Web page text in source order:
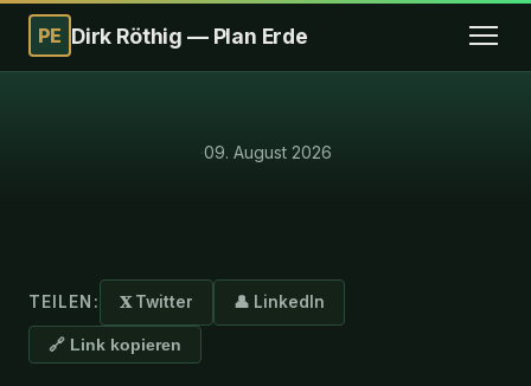
PE Dirk Röthig — Plan Erde
·09. August 2026
TEILEN: 𝐗 Twitter 👤 LinkedIn
🔗 Link kopieren